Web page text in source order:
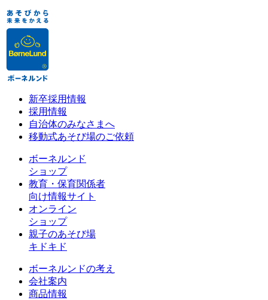
新卒採用情報
採用情報
自治体のみなさまへ
移動式あそび場のご依頼
ボーネルンド
ショップ
教育・保育関係者
向け情報サイト
オンライン
ショップ
親子のあそび場
キドキド
ボーネルンドの考え
会社案内
商品情報